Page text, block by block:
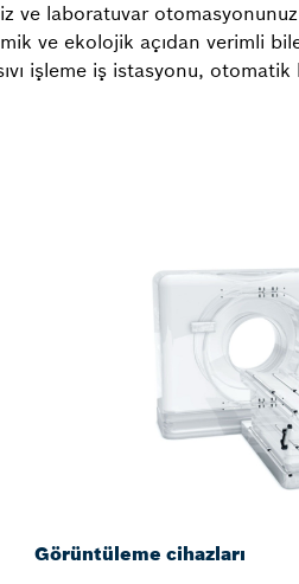
ve laboratuvar
ve ekolojik açıdan verimli
işleme iş istasyonu,
Görüntüleme cihazları